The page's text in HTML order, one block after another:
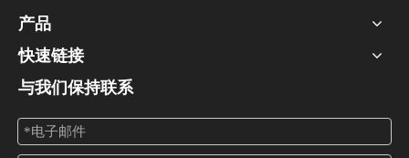
PoE分离器的作用和如何选择分离器？
产品
快速链接
与我们保持联系